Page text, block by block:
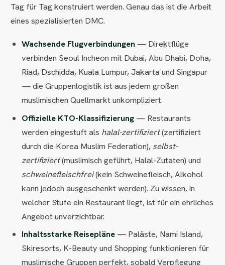
Tag für Tag konstruiert werden. Genau das ist die Arbeit
eines spezialisierten DMC.
Wachsende Flugverbindungen — Direktflüge
verbinden Seoul Incheon mit Dubai, Abu Dhabi, Doha,
Riad, Dschidda, Kuala Lumpur, Jakarta und Singapur
— die Gruppenlogistik ist aus jedem großen
muslimischen Quellmarkt unkompliziert.
Offizielle KTO-Klassifizierung— Restaurants
werden eingestuft als halal-zertifiziert(zertifiziert
durch die Korea Muslim Federation), selbst-
zertifiziert(muslimisch geführt, Halal-Zutaten) und
schweinefleischfrei(kein Schweinefleisch, Alkohol
kann jedoch ausgeschenkt werden). Zu wissen, in
welcher Stufe ein Restaurant liegt, ist für ein ehrliches
Angebot unverzichtbar.
Inhaltsstarke Reisepläne— Paläste, Nami Island,
Skiresorts, K-Beauty und Shopping funktionieren für
muslimische Gruppen perfekt, sobald Verpflegung